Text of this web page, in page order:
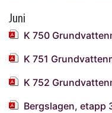
Juni
K 750
K 751
K 752
Bergslagen, etapp